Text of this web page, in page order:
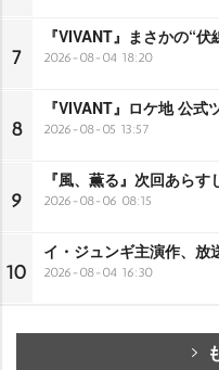
7
『VIVANT』まさかの“伏
2026-08-04 18:20
8
『VIVANT』ロケ地 公式
2026-08-05 13:57
9
『風、薫る』次回あらす
2026-08-06 08:15
10
イ・ジュンギ主演作、放
2026-08-04 16:30